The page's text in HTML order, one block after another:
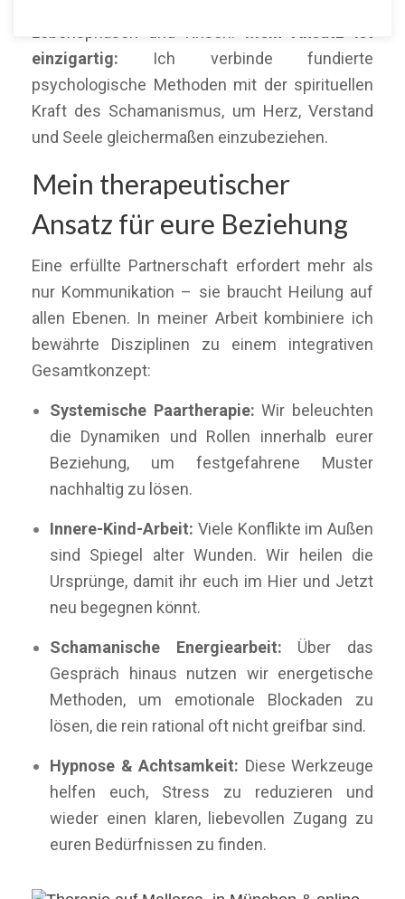
einzigartig: Ich verbinde fundierte
psychologische Methoden mit der spirituellen
Kraft des Schamanismus, um Herz, Verstand
und Seele gleichermaßen einzubeziehen.
Mein therapeutischer
Ansatz für eure Beziehung
Eine erfüllte Partnerschaft erfordert mehr als
nur Kommunikation – sie braucht Heilung auf
allen Ebenen. In meiner Arbeit kombiniere ich
bewährte Disziplinen zu einem integrativen
Gesamtkonzept:
Systemische Paartherapie: Wir beleuchten
die Dynamiken und Rollen innerhalb eurer
Beziehung, um festgefahrene Muster
nachhaltig zu lösen.
Innere-Kind-Arbeit: Viele Konflikte im Außen
sind Spiegel alter Wunden. Wir heilen die
Ursprünge, damit ihr euch im Hier und Jetzt
neu begegnen könnt.
Schamanische Energiearbeit: Über das
Gespräch hinaus nutzen wir energetische
Methoden, um emotionale Blockaden zu
lösen, die rein rational oft nicht greifbar sind.
Hypnose & Achtsamkeit: Diese Werkzeuge
helfen euch, Stress zu reduzieren und
wieder einen klaren, liebevollen Zugang zu
euren Bedürfnissen zu finden.